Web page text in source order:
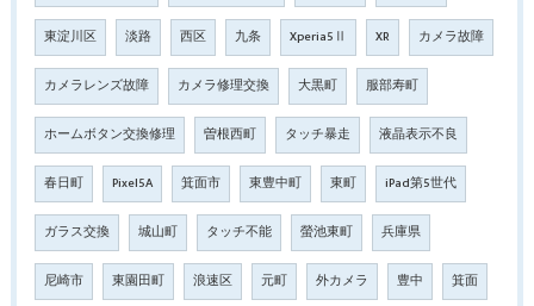
東淀川区 淡路 西区 九条 Xperia5Ⅱ XR カメラ故障
カメラレンズ故障 カメラ修理交換 大黒町 服部寿町
ホームボタン交換修理 曽根西町 タッチ暴走 液晶表示不良
春日町 Pixel5A 箕面市 東豊中町 東町 iPad第5世代
ガラス交換 城山町 タッチ不能 螢池東町 兵庫県
尼崎市 東園田町 浪速区 元町 外カメラ 豊中 箕面